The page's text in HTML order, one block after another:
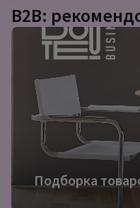
B2B:
Подборка
Подборка
товаров